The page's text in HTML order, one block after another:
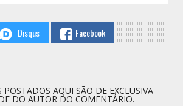
Disqus Facebook
AQUI SÃO DE EXCLUSIVA
DO AUTOR DO COMENTÁRIO.